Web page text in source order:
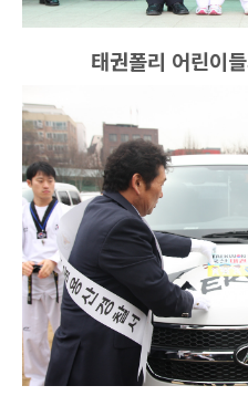
태권폴리 어린이